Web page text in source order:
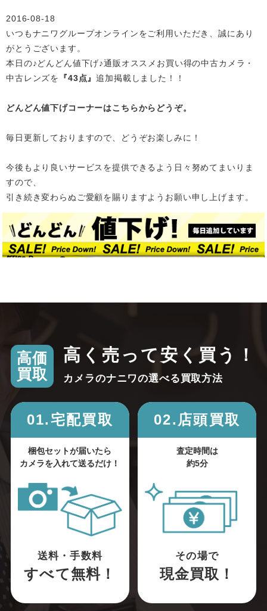
2016-08-18
いつもナニワグループオンラインをご利用いただき、誠にあり
がとうございます。
本日の♪どんどん値下げ♪通販オススメお買い得の中古カメラ・
中古レンズを
『43点』追加掲載 しました！！
どんどん値下げコーナーはこちらからどうぞ。
毎日更新しておりますので、どうぞお楽しみに！
今後もより良いサービスを提供できるよう日々努めてまいりま
すので、
引き続き変わらぬご愛顧を賜りますようお願い申し上げます。
高価
買取
高く売って安く買う！
カメラのナニワの選べる買取方法
01.宅配買取
梱包セットが届いたら
カメラを入れて送るだけ！
送料・手数料
すべて無料！
02.店頭買取
査定時間は
約5分
その場で
現金買取！